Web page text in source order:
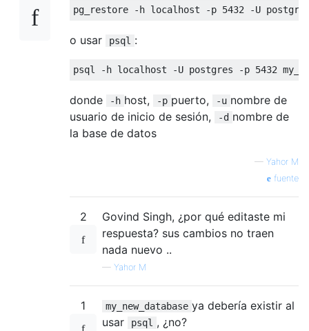
pg_restore -h localhost -p 5432 -U
o usar psql :
psql -h localhost -U postgres -p 5432
donde -h host, -p puerto, -u nombre de
usuario de inicio de sesión,
-d nombre de
la base de datos
— Yahor M
fuente
2
Govind Singh, ¿por qué editaste mi
respuesta? sus cambios no traen
nada nuevo ..
— Yahor M
1 my_new_database ya debería existir al
usar
psql , ¿no?